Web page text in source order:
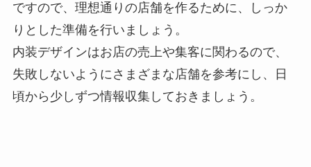
ですので、理想通りの店舗を作るために、しっか
りとした準備を行いましょう。
内装デザインはお店の売上や集客に関わるので、
失敗しないようにさまざまな店舗を参考にし、日
頃から少しずつ情報収集しておきましょう。